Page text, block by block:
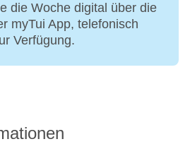
die Woche digital über die
myTui App, telefonisch
Verfügung.